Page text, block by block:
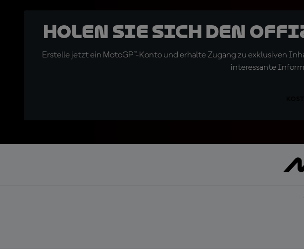
Holen Sie sich den
Erstelle jetzt ein MotoGP™-Konto und erhalte Zugang zu exklusiven
interessante